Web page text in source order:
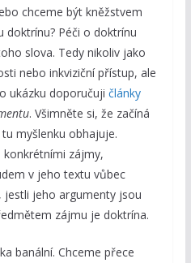
chceme být kněžstvem
doktrínu? Péči o doktrínu
slova. Tedy nikoliv jako
nebo inkviziční přístup, ale
ukázku doporučuji články
. Všimněte si, že začíná
myšlenku obhajuje.
konkrétními zájmy,
v jeho textu vůbec
jestli jeho argumenty jsou
zájmu je doktrína.
banální. Chceme přece